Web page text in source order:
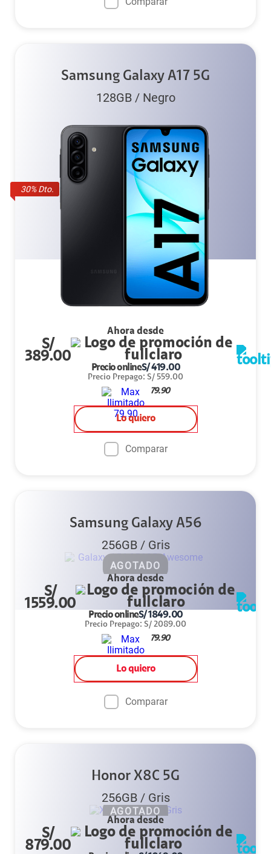
30% Dto.
Samsung Galaxy A17 5G
128GB/ Negro
Ahora desde
S/
389.00
Precio onlineS/419.00
Precio Prepago: S/ 559.00
79.90
Lo quiero
Comparar
Samsung Galaxy A56
256GB/ Gris
AGOTADO
Ahora desde
S/
1559.00
Precio onlineS/1849.00
Precio Prepago: S/ 2089.00
79.90
Lo quiero
Comparar
Honor X8C 5G
256GB/ Gris
AGOTADO
Ahora desde
S/
879.00